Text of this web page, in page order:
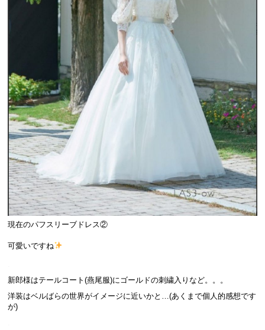
現在のパフスリーブドレス②
可愛いですね
新郎様はテールコート(燕尾服)にゴールドの刺繍入りなど。。。
洋装はベルばらの世界がイメージに近いかと…(あくまで個人的感想です
が)